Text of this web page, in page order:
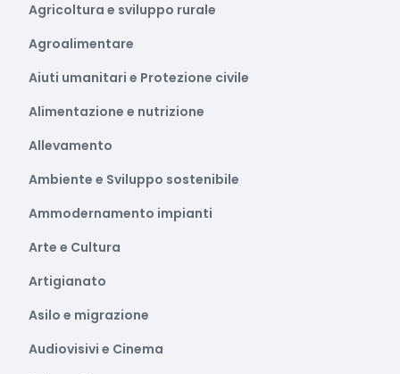
Agricoltura e sviluppo rurale
Agroalimentare
Aiuti umanitari e Protezione civile
Alimentazione e nutrizione
Allevamento
Ambiente e Sviluppo sostenibile
Ammodernamento impianti
Arte e Cultura
Artigianato
Asilo e migrazione
Audiovisivi e Cinema